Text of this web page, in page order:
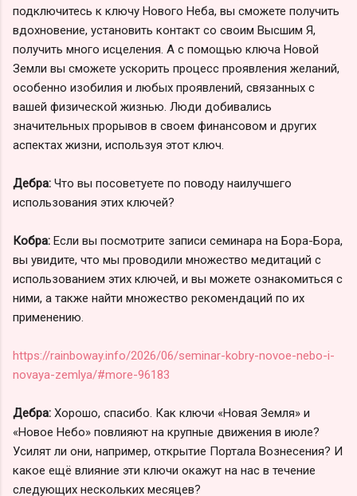
подключитесь к ключу Нового Неба, вы сможете получить
вдохновение, установить контакт со своим Высшим Я,
получить много исцеления. А с помощью ключа Новой
Земли вы сможете ускорить процесс проявления желаний,
особенно изобилия и любых проявлений, связанных с
вашей физической жизнью. Люди добивались
значительных прорывов в своем финансовом и других
аспектах жизни, используя этот ключ.
Дебра: Что вы посоветуете по поводу наилучшего
использования этих ключей?
Кобра: Если вы посмотрите записи семинара на Бора-Бора,
вы увидите, что мы проводили множество медитаций с
использованием этих ключей, и вы можете ознакомиться с
ними, а также найти множество рекомендаций по их
применению.
https://rainboway.info/2026/06/seminar-kobry-novoe-nebo-i-
novaya-zemlya/#more-96183
Дебра: Хорошо, спасибо. Как ключи «Новая Земля» и
«Новое Небо» повлияют на крупные движения в июле?
Усилят ли они, например, открытие Портала Вознесения? И
какое ещё влияние эти ключи окажут на нас в течение
следующих нескольких месяцев?